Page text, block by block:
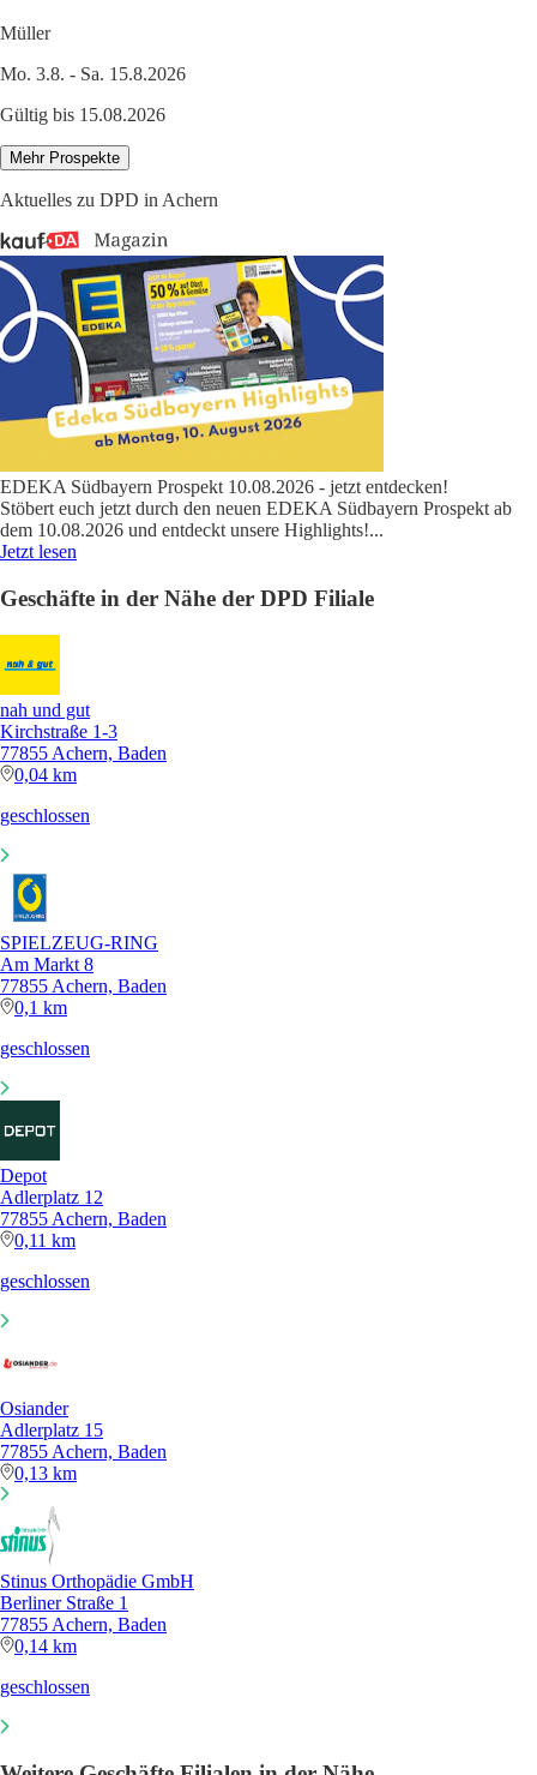
Müller
Mo. 3.8. - Sa. 15.8.2026
Gültig bis 15.08.2026
Mehr Prospekte
Aktuelles zu DPD in Achern
EDEKA Südbayern Prospekt 10.08.2026 - jetzt entdecken!
Stöbert euch jetzt durch den neuen EDEKA Südbayern Prospekt ab
dem 10.08.2026 und entdeckt unsere Highlights!...
Jetzt lesen
Geschäfte in der Nähe der DPD Filiale
nah und gut
Kirchstraße 1-3
77855 Achern, Baden
0,04 km
geschlossen
SPIELZEUG-RING
Am Markt 8
77855 Achern, Baden
0,1 km
geschlossen
Depot
Adlerplatz 12
77855 Achern, Baden
0,11 km
geschlossen
Osiander
Adlerplatz 15
77855 Achern, Baden
0,13 km
Stinus Orthopädie GmbH
Berliner Straße 1
77855 Achern, Baden
0,14 km
geschlossen